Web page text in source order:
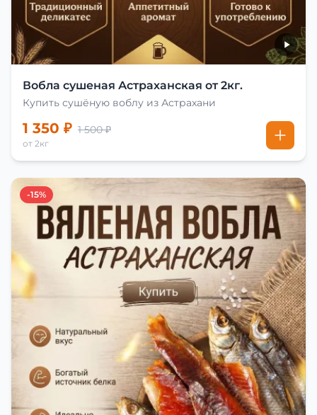
Вобла сушеная Астраханская от 2кг.
Купить сушёную воблу из Астрахани
1 350 ₽ 1 500 ₽
от 2кг
-15%